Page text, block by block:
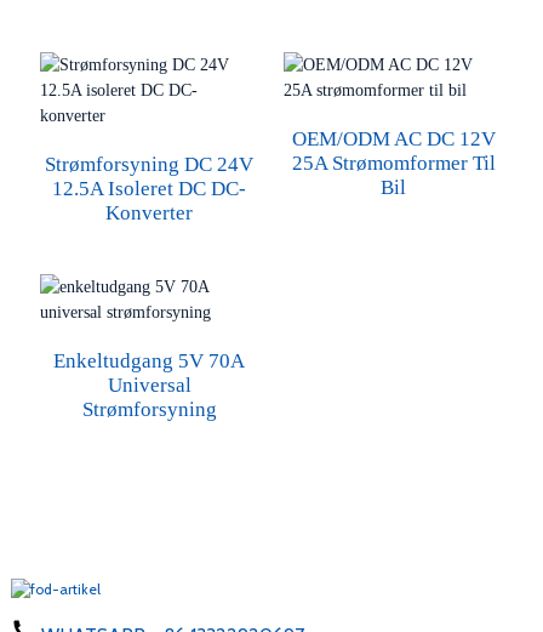
Strømforsyning DC 24V
12.5A Isoleret DC DC-
Konverter
OEM/ODM AC DC 12V
25A Strømomformer Til
Bil
Enkeltudgang 5V 70A
Universal
Strømforsyning